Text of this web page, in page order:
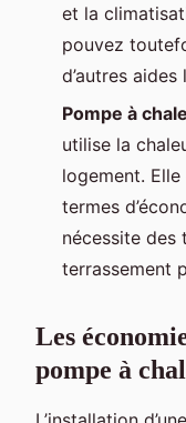
et la
pouvez
d’autres
Pompe à
utilise la
logement.
termes
nécessite des
terrassement
Les
pompe à